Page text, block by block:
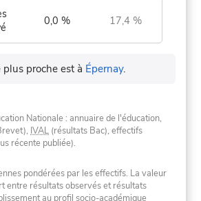
0,0 % 17,4 %
plus proche est à Épernay.
Nationale : annuaire de l'éducation,
IVAL (résultats Bac), effectifs
récente publiée).
pondérées par les effectifs. La valeur
entre résultats observés et résultats
au profil socio-académique